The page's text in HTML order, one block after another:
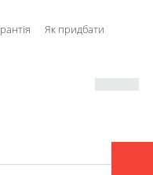
Як придбати